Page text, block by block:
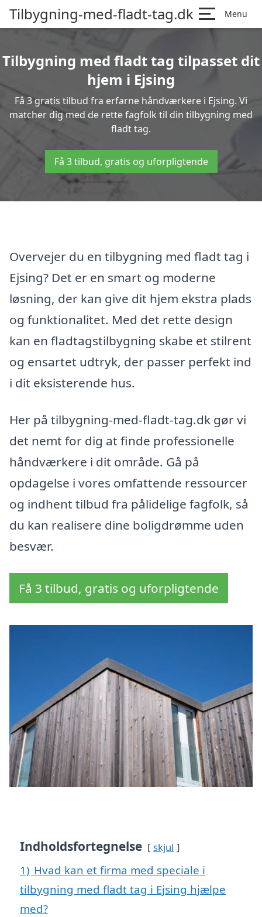
Tilbygning-med-fladt-tag.dk Menu
Tilbygning med fladt tag tilpasset dit
hjem i Ejsing
Få 3 gratis tilbud fra erfarne håndværkere i Ejsing. Vi
matcher dig med de rette fagfolk til din tilbygning med
fladt tag.
Få 3 tilbud, gratis og uforpligtende
Overvejer du en tilbygning med fladt tag i
Ejsing? Det er en smart og moderne
løsning, der kan give dit hjem ekstra plads
og funktionalitet. Med det rette design
kan en fladtagstilbygning skabe et stilrent
og ensartet udtryk, der passer perfekt ind
i dit eksisterende hus.
Her på tilbygning-med-fladt-tag.dk gør vi
det nemt for dig at finde professionelle
håndværkere i dit område. Gå på
opdagelse i vores omfattende ressourcer
og indhent tilbud fra pålidelige fagfolk, så
du kan realisere dine boligdrømme uden
besvær.
Få 3 tilbud, gratis og uforpligtende
Indholdsfortegnelse skjul
1) Hvad kan et firma med speciale i
tilbygning med fladt tag i Ejsing hjælpe
med?